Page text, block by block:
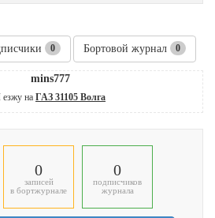
0 Бортовой журнал 0
mins777
езжу на ГАЗ 31105 Волга
0
записей
в бортжурнале
0
подписчиков
журнала